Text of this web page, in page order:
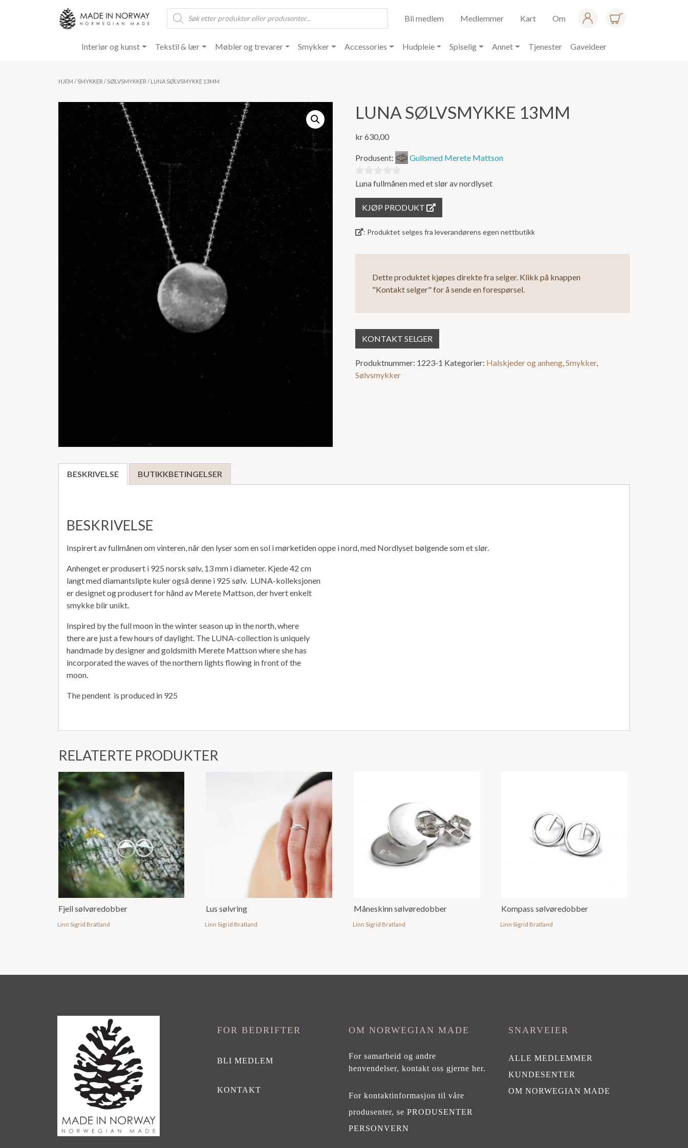
Products
search
Bli medlem Medlemmer Kart Om
Interiør og kunst Tekstil & lær Møbler og trevarer Smykker Accessories Hudpleie Spiselig Annet Tjenester Gaveideer
HJEM / SMYKKER / SØLVSMYKKER / LUNA SØLVSMYKKE 13MM
LUNA SØLVSMYKKE 13MM
kr630,00
Produsent: Gullsmed Merete Mattson
0
av
Luna fullmånen med et slør av nordlyset
KJØP PRODUKT
: Produktet selges fra leverandørens egen nettbutikk
Dette produktet kjøpes direkte fra selger. Klikk på knappen
"Kontakt selger" for å sende en forespørsel.
KONTAKT SELGER
Produktnummer: 1223-1 Kategorier: Halskjeder og anheng,Smykker,
Sølvsmykker
BESKRIVELSE BUTIKKBETINGELSER
BESKRIVELSE
Inspirert av fullmånen om vinteren, når den lyser som en sol i mørketiden oppe i nord, med Nordlyset bølgende som et slør.
Anhenget er produsert i 925 norsk sølv, 13 mm i diameter. Kjede 42 cm
langt med diamantslipte kuler også denne i 925 sølv. LUNA-kolleksjonen
er designet og produsert for hånd av Merete Mattson, der hvert enkelt
smykke blir unikt.
Inspired by the full moon in the winter season up in the north, where
there are just a few hours of daylight. The LUNA-collection is uniquely
handmade by designer and goldsmith Merete Mattson where she has
incorporated the waves of the northern lights flowing in front of the
moon.
The pendent is produced in 925
RELATERTE PRODUKTER
Fjell sølvøredobber
Linn Sigrid Bratland
Lus sølvring
Linn Sigrid Bratland
Måneskinn sølvøredobber
Linn Sigrid Bratland
Kompass sølvøredobber
Linn Sigrid Bratland
FOR BEDRIFTER
BLI MEDLEM
KONTAKT
OM NORWEGIAN MADE
For samarbeid og andre
henvendelser,kontakt oss gjerne her.
For kontaktinformasjon til våre
produsenter, sePRODUSENTER
PERSONVERN
SNARVEIER
ALLE MEDLEMMER
KUNDESENTER
OM NORWEGIAN MADE